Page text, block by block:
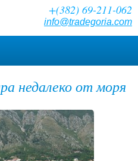
+(382) 69-211-062
info@tradegoria.com
недалеко от моря